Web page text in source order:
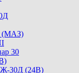
(МАЗ)
30
30Д (24В)